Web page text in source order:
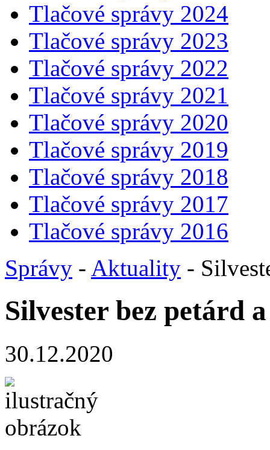
Tlačové správy 2024
Tlačové správy 2023
Tlačové správy 2022
Tlačové správy 2021
Tlačové správy 2020
Tlačové správy 2019
Tlačové správy 2018
Tlačové správy 2017
Tlačové správy 2016
Správy - Aktuality -
Silvester bez petárd
30.12.2020